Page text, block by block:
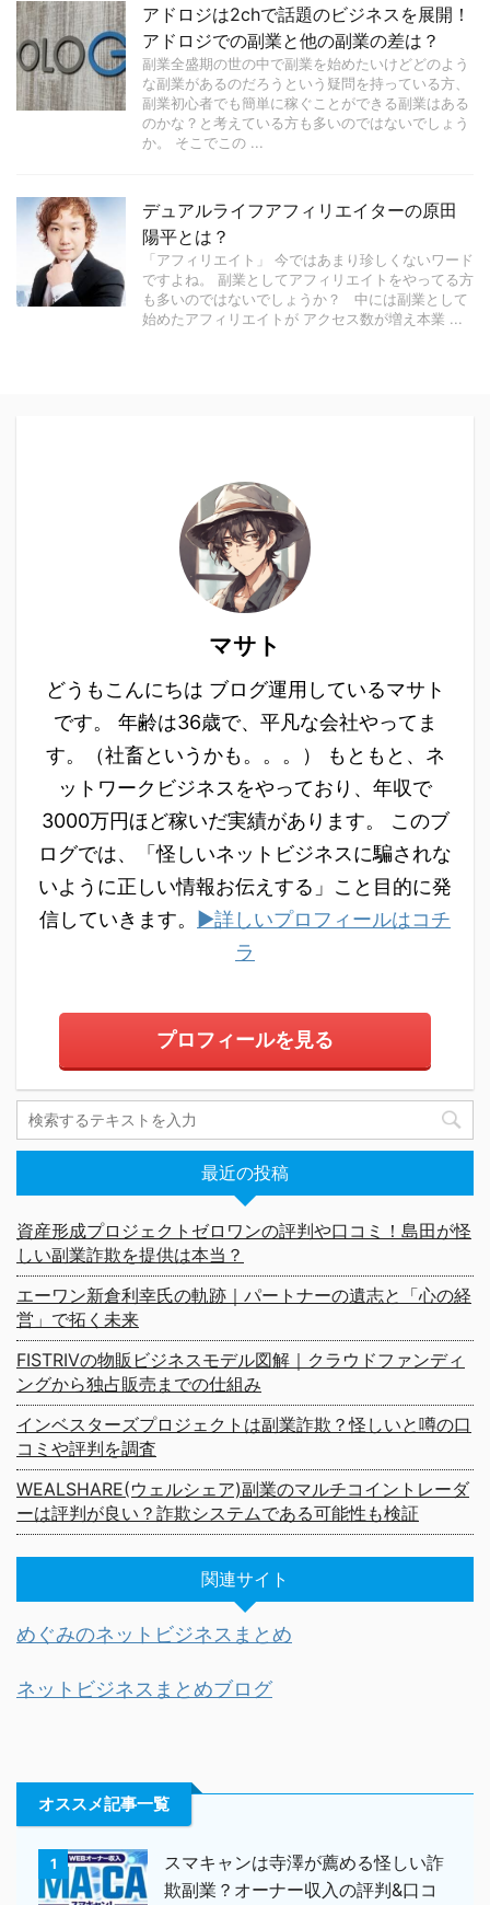
アドロジは2chで話題のビジネスを展開！
アドロジでの副業と他の副業の差は？
副業全盛期の世の中で副業を始めたいけどどのよう
な副業があるのだろうという疑問を持っている方、
副業初心者でも簡単に稼ぐことができる副業はある
のかな？と考えている方も多いのではないでしょう
か。 そこでこの ...
デュアルライフアフィリエイターの原田
陽平とは？
「アフィリエイト」 今ではあまり珍しくないワード
ですよね。 副業としてアフィリエイトをやってる方
も多いのではないでしょうか？ 中には副業として
始めたアフィリエイトが アクセス数が増え本業 ...
マサト
どうもこんにちは ブログ運用しているマサト
です。 年齢は36歳で、平凡な会社やってま
す。（社畜というかも。。。） もともと、ネ
ットワークビジネスをやっており、年収で
3000万円ほど稼いだ実績があります。 このブ
ログでは、「怪しいネットビジネスに騙されな
いように正しい情報お伝えする」こと目的に発
信していきます。
▶詳しいプロフィールはコチ
ラ
プロフィールを見る
最近の投稿
資産形成プロジェクトゼロワンの評判や口コミ！島田が怪
しい副業詐欺を提供は本当？
エーワン新倉利幸氏の軌跡｜パートナーの遺志と「心の経
営」で拓く未来
FISTRIVの物販ビジネスモデル図解｜クラウドファンディ
ングから独占販売までの仕組み
インベスターズプロジェクトは副業詐欺？怪しいと噂の口
コミや評判を調査
WEALSHARE(ウェルシェア)副業のマルチコイントレーダ
ーは評判が良い？詐欺システムである可能性も検証
関連サイト
めぐみのネットビジネスまとめ
ネットビジネスまとめブログ
オススメ記事一覧
1
スマキャンは寺澤が薦める怪しい詐
欺副業？オーナー収入の評判&口コ